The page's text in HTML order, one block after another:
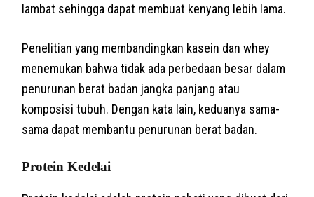
lambat sehingga dapat membuat kenyang lebih lama.
Penelitian yang membandingkan kasein dan whey
menemukan bahwa tidak ada perbedaan besar dalam
penurunan berat badan jangka panjang atau
komposisi tubuh. Dengan kata lain, keduanya sama-
sama dapat membantu penurunan berat badan.
Protein Kedelai